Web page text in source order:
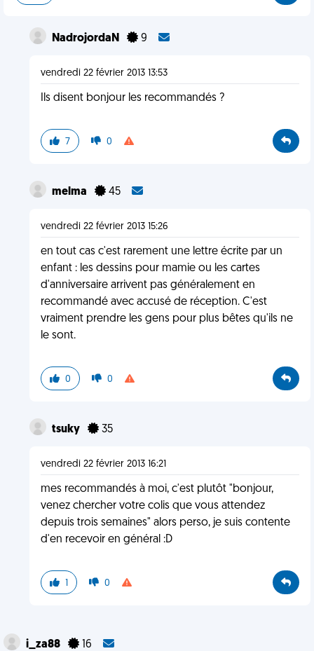
NadrojordaN 9
vendredi 22 février 2013 13:53
Ils disent bonjour les recommandés ?
7 0
melma 45
vendredi 22 février 2013 15:26
en tout cas c'est rarement une lettre écrite par un
enfant : les dessins pour mamie ou les cartes
d'anniversaire arrivent pas généralement en
recommandé avec accusé de réception. C'est
vraiment prendre les gens pour plus bêtes qu'ils ne
le sont.
0 0
tsuky 35
vendredi 22 février 2013 16:21
mes recommandés à moi, c'est plutôt "bonjour,
venez chercher votre colis que vous attendez
depuis trois semaines" alors perso, je suis contente
d'en recevoir en général :D
1 0
i_za88 16